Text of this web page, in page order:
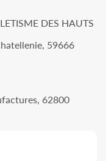
DES HAUTS
59666
62800